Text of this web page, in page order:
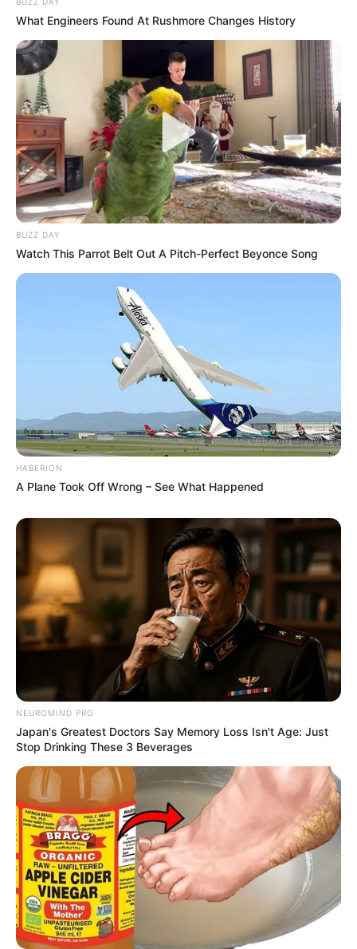
Como Fazer em Casa
Como Fazer em Casa
BUZZ DAY
What Engineers Found At Rushmore Changes History
BUZZ DAY
Watch This Parrot Belt Out A Pitch-Perfect Beyonce Song
HABERION
A Plane Took Off Wrong – See What Happened
NEUROMIND PRO
Japan's Greatest Doctors Say Memory Loss Isn't Age: Just
Stop Drinking These 3 Beverages